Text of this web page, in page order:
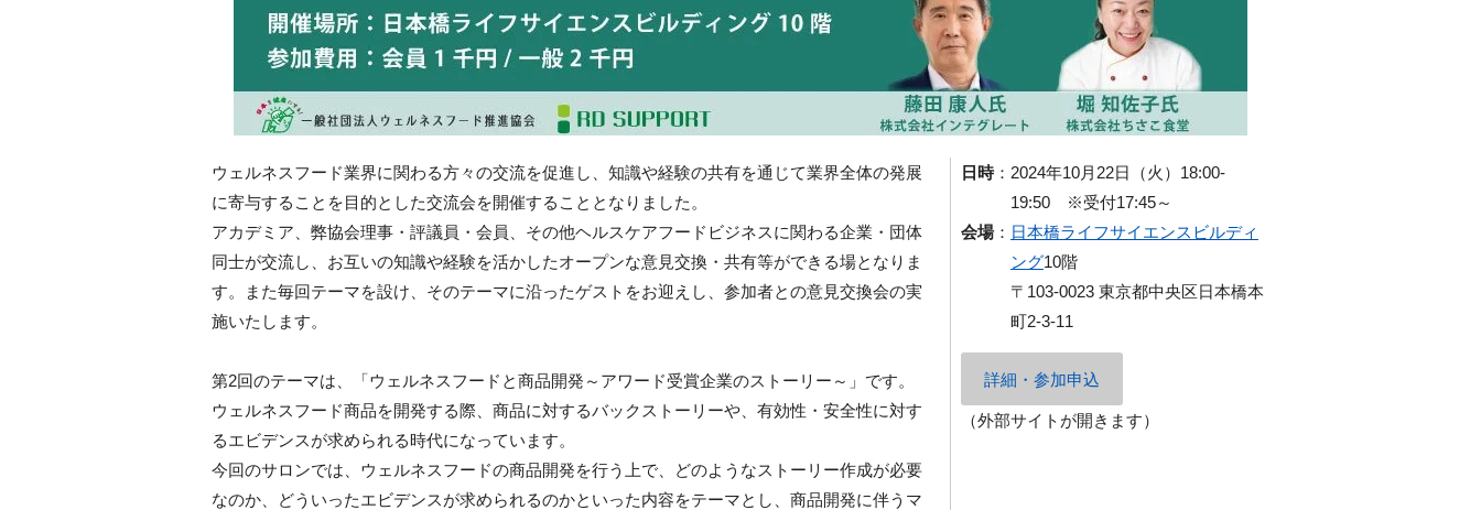
ウェルネスフード業界に関わる方々の交流を促進し、知識や経験の共有を通じて業界全体の発展
に寄与することを目的とした交流会を開催することとなりました。
アカデミア、弊協会理事・評議員・会員、その他ヘルスケアフードビジネスに関わる企業・団体
同士が交流し、お互いの知識や経験を活かしたオープンな意見交換・共有等ができる場となりま
す。また毎回テーマを設け、そのテーマに沿ったゲストをお迎えし、参加者との意見交換会の実
施いたします。
第2回のテーマは、「ウェルネスフードと商品開発～アワード受賞企業のストーリー～」です。
ウェルネスフード商品を開発する際、商品に対するバックストーリーや、有効性・安全性に対す
るエビデンスが求められる時代になっています。
今回のサロンでは、ウェルネスフードの商品開発を行う上で、どのようなストーリー作成が必要
なのか、どういったエビデンスが求められるのかといった内容をテーマとし、商品開発に伴うマ
日時： 2024年10月22日（火）18:00-
19:50 ※受付17:45～
会場： 日本橋ライフサイエンスビルディ
ング10階
〒103-0023 東京都中央区日本橋本
町2-3-11
詳細・参加申込
（外部サイトが開きます）